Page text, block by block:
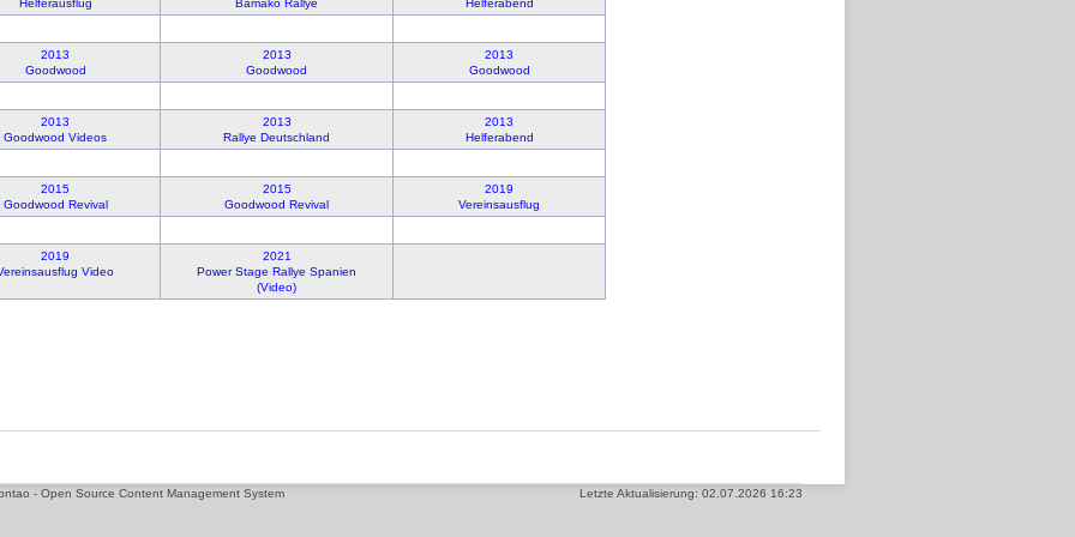
2013
Goodwood
2013
Goodwood
2013
Goodwood
2013
Goodwood Videos
2013
Rallye Deutschland
2013
Helferabend
2015
Goodwood Revival
2015
Goodwood Revival
2019
Vereinsausflug
2019
Video
2021
Power Stage Rallye Spanien
(Video)
- Open Source Content Management System Letzte Aktualisierung: 02.07.2026 16:23